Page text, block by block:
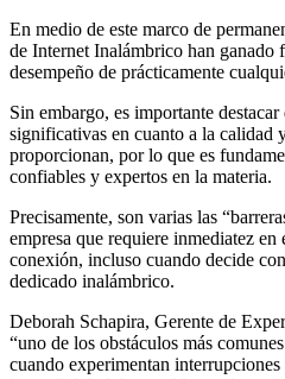
En medio de este marco de
de Internet Inalámbrico han ganado
desempeño de prácticamente
Sin embargo, es importante
significativas en cuanto a la calidad
proporcionan, por lo que es
confiables y expertos en la materia.
Precisamente, son varias las
empresa que requiere inmediatez en
conexión, incluso cuando decide
dedicado inalámbrico.
Deborah Schapira, Gerente de
“uno de los obstáculos más
cuando experimentan